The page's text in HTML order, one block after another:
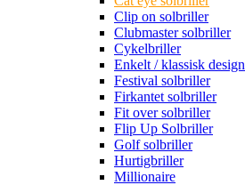
Clip on solbriller
Clubmaster solbriller
Cykelbriller
Enkelt / klassisk design
Festival solbriller
Firkantet solbriller
Fit over solbriller
Flip Up Solbriller
Golf solbriller
Hurtigbriller
Millionaire